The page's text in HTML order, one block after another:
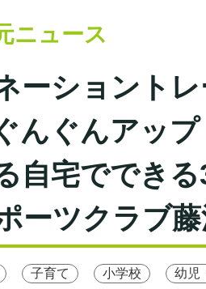
ニュース
ーショント
んぐんアッ
自宅ででき
ーツクラブ藤
子育て 小学校 幼児